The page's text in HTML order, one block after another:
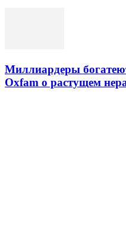
Миллиардеры
Oxfam о растущем